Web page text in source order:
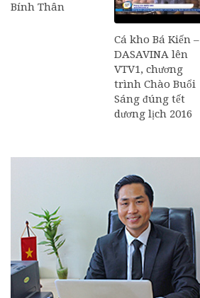
Bính Thân
Cá kho Bá Kiến –
DASAVINA lên
VTV1, chương
trình Chào Buổi
Sáng đúng tết
dương lịch 2016